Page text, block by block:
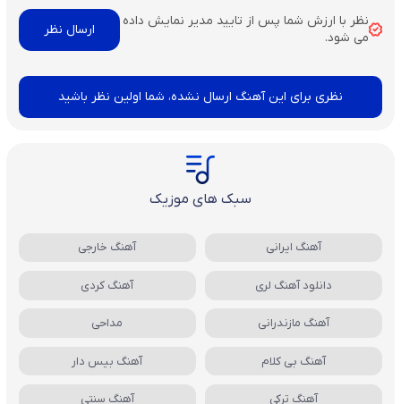
نظر با ارزش شما پس از تایید مدیر نمایش داده
می شود.
نظری برای این آهنگ ارسال نشده، شما اولین نظر باشید
سبک های موزیک
آهنگ ایرانی آهنگ خارجی
دانلود آهنگ لری آهنگ کردی
آهنگ مازندرانی مداحی
آهنگ بی کلام آهنگ بیس دار
آهنگ ترکی آهنگ سنتی